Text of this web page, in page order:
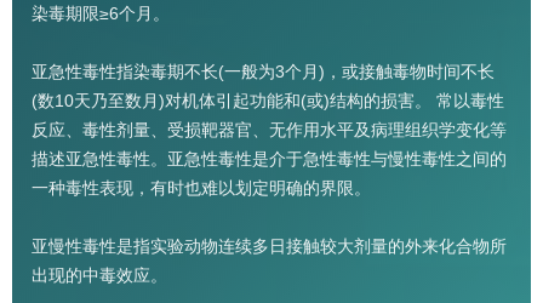
染毒期限≥6个月。
亚急性毒性指染毒期不长(一般为3个月)，或接触毒物时间不长
(数10天乃至数月)对机体引起功能和(或)结构的损害。 常以毒性
反应、毒性剂量、受损靶器官、无作用水平及病理组织学变化等
描述亚急性毒性。亚急性毒性是介于急性毒性与慢性毒性之间的
一种毒性表现，有时也难以划定明确的界限。
亚慢性毒性是指实验动物连续多日接触较大剂量的外来化合物所
出现的中毒效应。